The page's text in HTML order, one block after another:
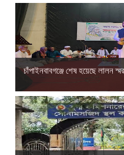
চাঁপাইনবাবগঞ্জে শেষ হয়েছে লালন